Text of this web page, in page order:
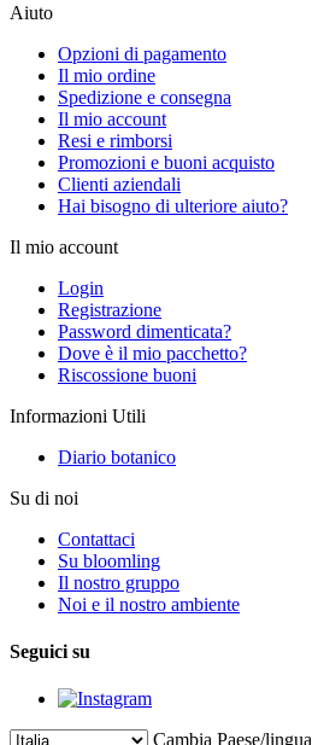
Aiuto
Opzioni di pagamento
Il mio ordine
Spedizione e consegna
Il mio account
Resi e rimborsi
Promozioni e buoni acquisto
Clienti aziendali
Hai bisogno di ulteriore aiuto?
Il mio account
Login
Registrazione
Password dimenticata?
Dove è il mio pacchetto?
Riscossione buoni
Informazioni Utili
Diario botanico
Su di noi
Contattaci
Su bloomling
Il nostro gruppo
Noi e il nostro ambiente
Seguici su
Cambia Paese/lingua